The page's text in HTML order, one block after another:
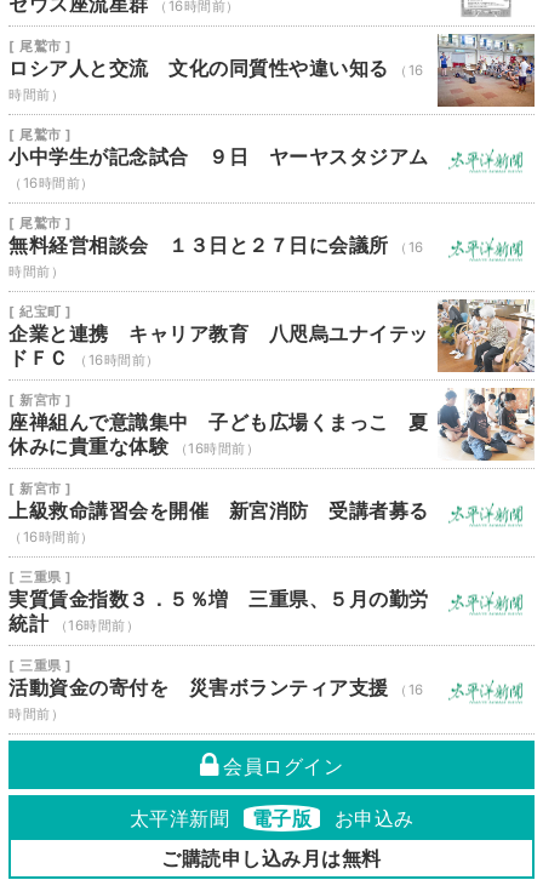
（16時間前）
[ 尾鷲市 ]
ロシア人と交流 文化の同質性や違い知る
（16
時間前）
[ 尾鷲市 ]
小中学生が記念試合 ９日 ヤーヤスタジアム
（16時間前）
[ 尾鷲市 ]
無料経営相談会 １３日と２７日に会議所
（16
時間前）
[ 紀宝町 ]
企業と連携 キャリア教育 八咫烏ユナイテッ
ドＦＣ
（16時間前）
[ 新宮市 ]
座禅組んで意識集中 子ども広場くまっこ 夏
休みに貴重な体験
（16時間前）
[ 新宮市 ]
上級救命講習会を開催 新宮消防 受講者募る
（16時間前）
[ 三重県 ]
実質賃金指数３．５％増 三重県、５月の勤労
統計
（16時間前）
[ 三重県 ]
活動資金の寄付を 災害ボランティア支援
（16
時間前）
会員ログイン
太平洋新聞 電子版
お申込み
ご購読申し込み月は無料